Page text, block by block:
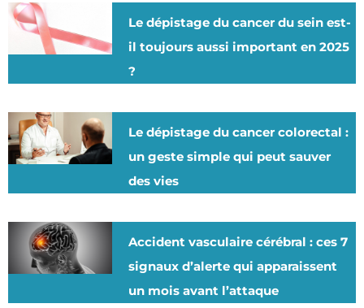
Le dépistage du cancer du sein est-
il toujours aussi important en 2025
?
Le dépistage du cancer colorectal :
un geste simple qui peut sauver
des vies
Accident vasculaire cérébral : ces 7
signaux d’alerte qui apparaissent
un mois avant l’attaque